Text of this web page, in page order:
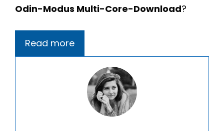
Odin-Modus Multi-Core-Download?
Read more